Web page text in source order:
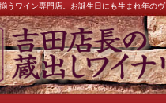
うワイン専門店。お誕生日にも生まれ年のヴ